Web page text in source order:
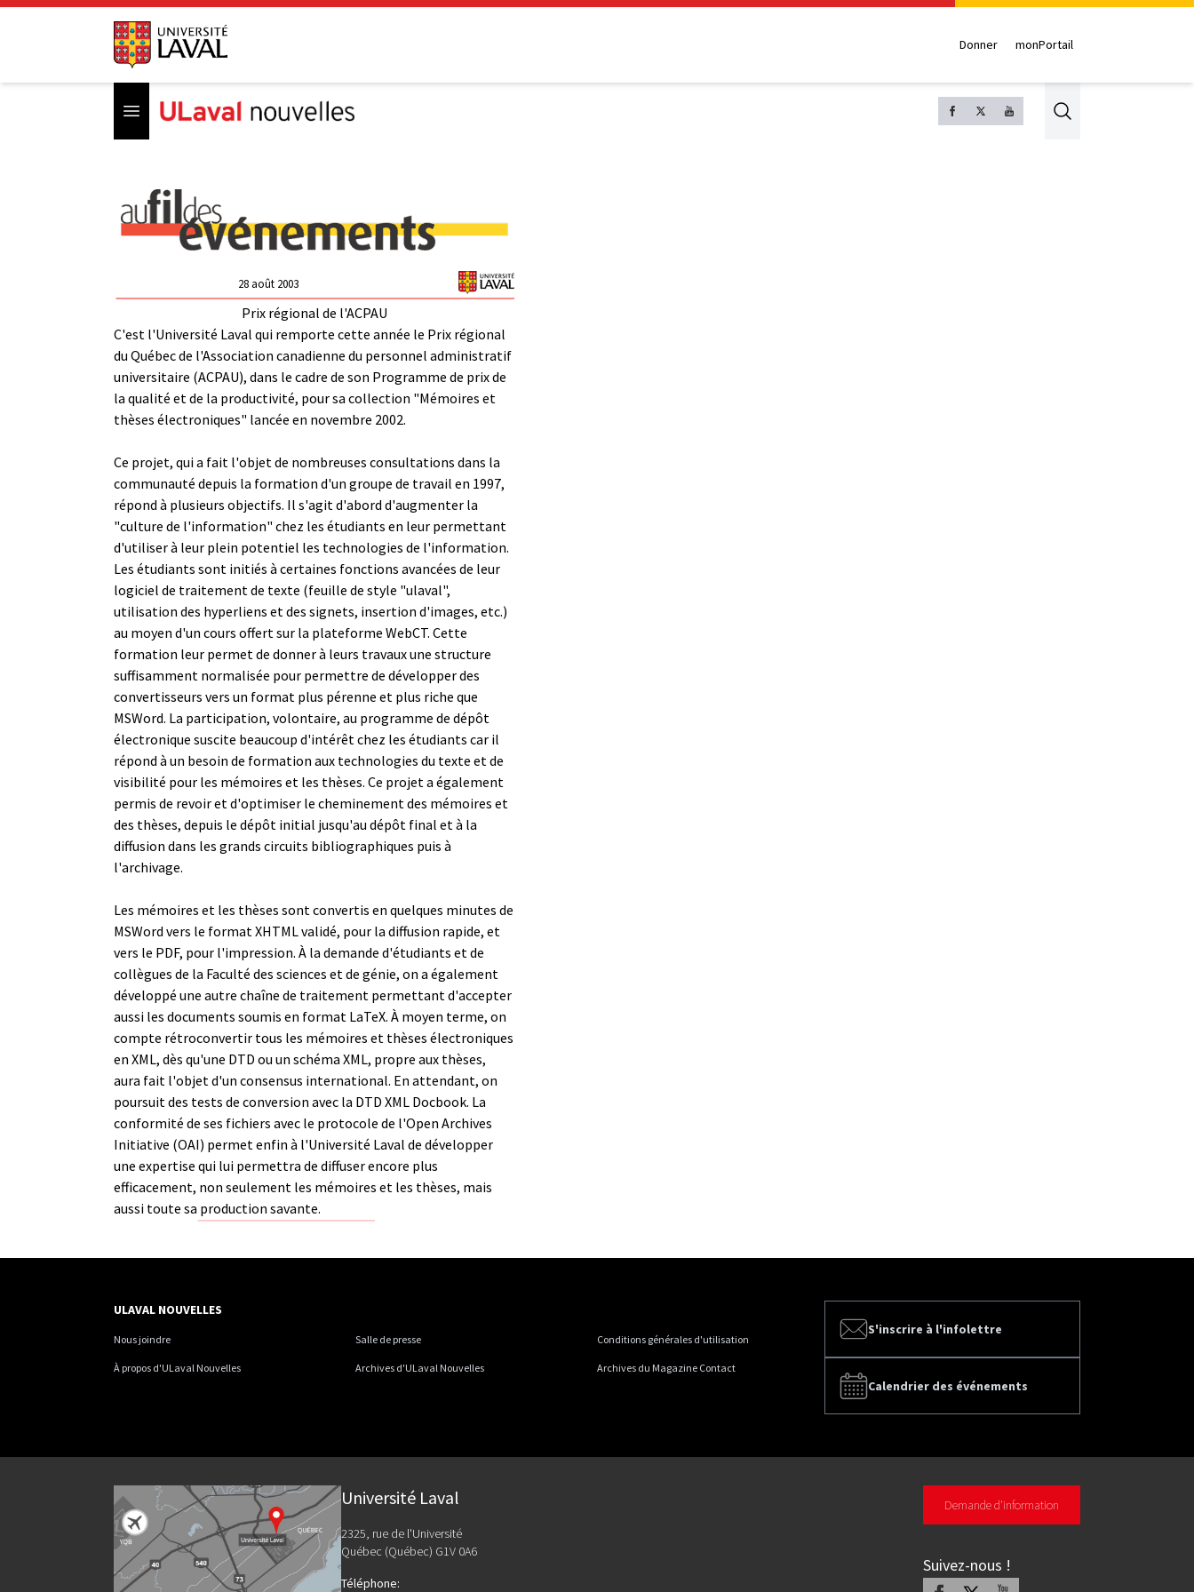
Donner monPortail
Open menu Search
28 août 2003
Prix régional de l'ACPAU
C'est l'Université Laval qui remporte cette année le Prix régional
du Québec de l'Association canadienne du personnel administratif
universitaire (ACPAU), dans le cadre de son Programme de prix de
la qualité et de la productivité, pour sa collection "Mémoires et
thèses électroniques" lancée en novembre 2002.
Ce projet, qui a fait l'objet de nombreuses consultations dans la
communauté depuis la formation d'un groupe de travail en 1997,
répond à plusieurs objectifs. Il s'agit d'abord d'augmenter la
"culture de l'information" chez les étudiants en leur permettant
d'utiliser à leur plein potentiel les technologies de l'information.
Les étudiants sont initiés à certaines fonctions avancées de leur
logiciel de traitement de texte (feuille de style "ulaval",
utilisation des hyperliens et des signets, insertion d'images, etc.)
au moyen d'un cours offert sur la plateforme WebCT. Cette
formation leur permet de donner à leurs travaux une structure
suffisamment normalisée pour permettre de développer des
convertisseurs vers un format plus pérenne et plus riche que
MSWord. La participation, volontaire, au programme de dépôt
électronique suscite beaucoup d'intérêt chez les étudiants car il
répond à un besoin de formation aux technologies du texte et de
visibilité pour les mémoires et les thèses. Ce projet a également
permis de revoir et d'optimiser le cheminement des mémoires et
des thèses, depuis le dépôt initial jusqu'au dépôt final et à la
diffusion dans les grands circuits bibliographiques puis à
l'archivage.
Les mémoires et les thèses sont convertis en quelques minutes de
MSWord vers le format XHTML validé, pour la diffusion rapide, et
vers le PDF, pour l'impression. À la demande d'étudiants et de
collègues de la Faculté des sciences et de génie, on a également
développé une autre chaîne de traitement permettant d'accepter
aussi les documents soumis en format LaTeX. À moyen terme, on
compte rétroconvertir tous les mémoires et thèses électroniques
en XML, dès qu'une DTD ou un schéma XML, propre aux thèses,
aura fait l'objet d'un consensus international. En attendant, on
poursuit des tests de conversion avec la DTD XML Docbook. La
conformité de ses fichiers avec le protocole de l'Open Archives
Initiative (OAI) permet enfin à l'Université Laval de développer
une expertise qui lui permettra de diffuser encore plus
efficacement, non seulement les mémoires et les thèses, mais
aussi toute sa production savante.
S'inscrire à l'infolettre
Calendrier des événements
ULAVAL NOUVELLES
Nous joindre Salle de presse Conditions générales d'utilisation
À propos d'ULaval Nouvelles Archives d'ULaval Nouvelles Archives du Magazine Contact
Université Laval
2325, rue de l'Université
Québec (Québec) G1V 0A6
Téléphone:
Demande d'information
Suivez-nous !
Facebook Youtube